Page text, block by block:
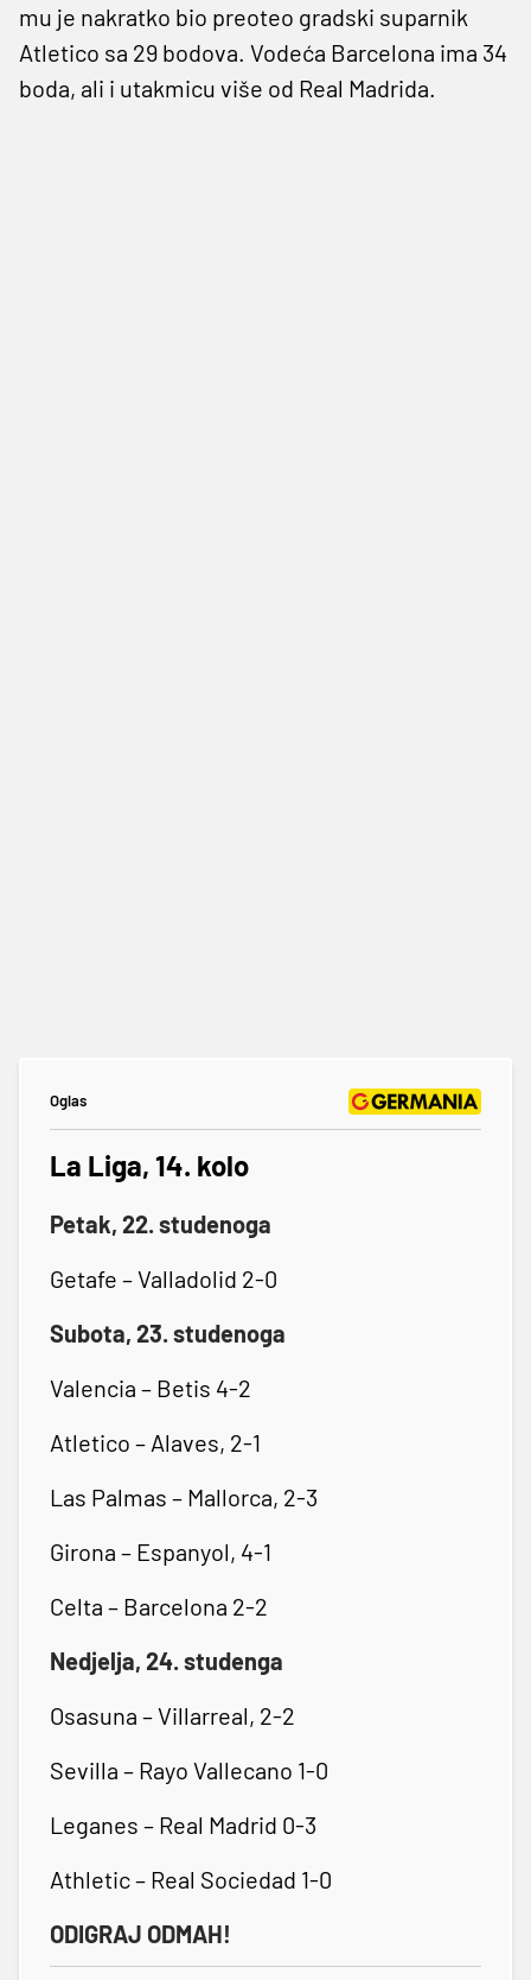
mu je nakratko bio preoteo gradski suparnik
Atletico sa 29 bodova. Vodeća Barcelona ima 34
boda, ali i utakmicu više od Real Madrida.
Oglas
La Liga, 14. kolo
Petak, 22. studenoga
Getafe – Valladolid 2-0
Subota, 23. studenoga
Valencia – Betis 4-2
Atletico – Alaves, 2-1
Las Palmas – Mallorca, 2-3
Girona – Espanyol, 4-1
Celta – Barcelona 2-2
Nedjelja, 24. studenga
Osasuna – Villarreal, 2-2
Sevilla – Rayo Vallecano 1-0
Leganes – Real Madrid 0-3
Athletic – Real Sociedad 1-0
ODIGRAJ ODMAH!